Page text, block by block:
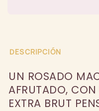
DESCRIPCIÓN
UN ROSADO
AFRUTADO,
EXTRA BRUT